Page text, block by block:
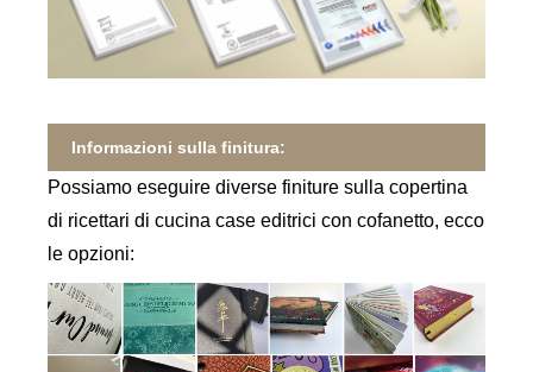
Informazioni sulla finitura:
Possiamo eseguire diverse finiture sulla copertina
di ricettari di cucina case editrici con cofanetto, ecco
le opzioni: